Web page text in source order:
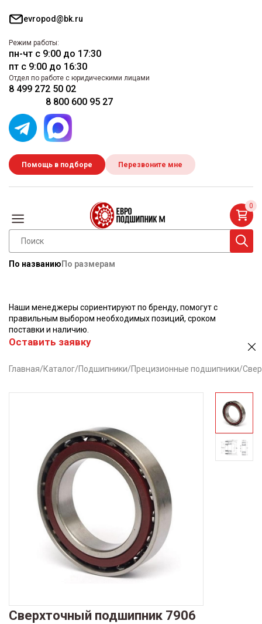
evropod@bk.ru
Режим работы:
пн-чт с 9:00 до 17:30
пт с 9:00 до 16:30
Отдел по работе с юридическими лицами
8 499 272 50 02
8 800 600 95 27
Помощь в подборе Перезвоните мне
По названию По размерам
0
Наши менеджеры сориентируют по бренду, помогут с
правильным выбором необходимых позиций, сроком
поставки и наличию.
Оставить заявку
Главная/Каталог/Подшипники/Прецизионные подшипники/
Сверхточный подшипник 7906